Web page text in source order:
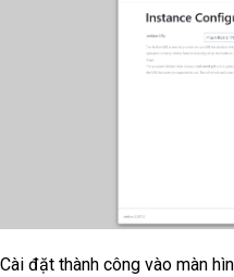
Cài đặt thành công vào màn